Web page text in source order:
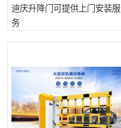
迪庆升降门可提供上门安装服
务